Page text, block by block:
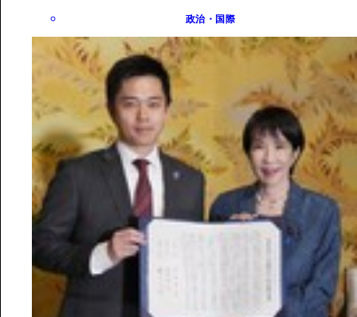
政治・国際